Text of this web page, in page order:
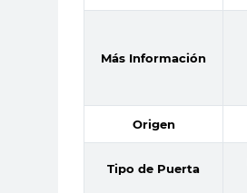
Más Información
Origen
Tipo de Puerta